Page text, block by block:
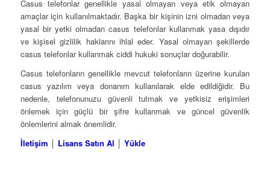
Casus telefonlar genellikle yasal olmayan veya etik olmayan
amaçlar için kullanılmaktadır. Başka bir kişinin izni olmadan veya
yasal bir yetki olmadan casus telefonlar kullanmak yasa dışıdır
ve kişisel gizlilik haklarını ihlal eder. Yasal olmayan şekillerde
casus telefonlar kullanmak ciddi hukuki sonuçlar doğurabilir.
Casus telefonların genellikle mevcut telefonların üzerine kurulan
casus yazılım veya donanım kullanılarak elde edildiğidir. Bu
nedenle, telefonunuzu güvenli tutmak ve yetkisiz erişimleri
önlemek için güçlü bir şifre kullanmak ve güncel güvenlik
önlemlerini almak önemlidir.
İletişim
Lisans Satın Al Yükle